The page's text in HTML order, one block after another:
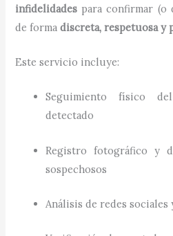
infidelidades para confirmar (o
de formadiscreta, respetuosa y
Este servicio incluye:
Seguimiento físico
detectado
Registro fotográfico y
sospechosos
Análisis de redes